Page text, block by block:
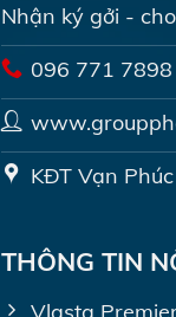
Nhận ký gởi -
096 771 7898
KĐT Vạn
THÔNG TIN